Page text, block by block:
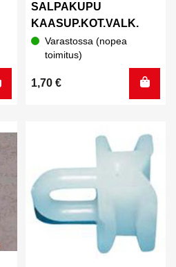
SALPAKUPU
KAASUP.KOT.VALK.
Varastossa (nopea
toimitus)
1,70 €